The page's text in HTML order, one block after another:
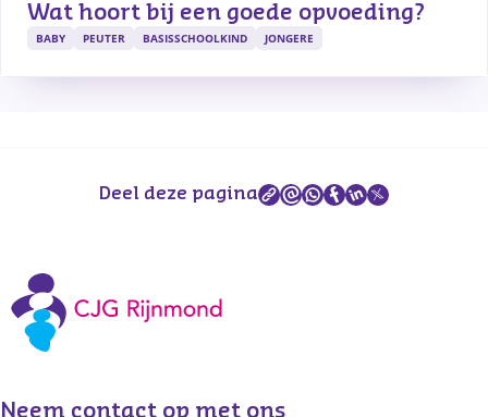
Wat hoort bij een goede opvoeding?
BABY PEUTER BASISSCHOOLKIND JONGERE
Deel deze pagina
Neem contact op met ons